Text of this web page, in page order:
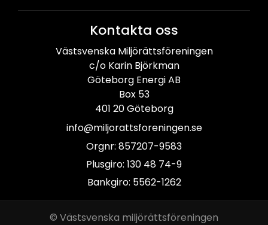
Kontakta oss
Västsvenska Miljörättsföreningen
c/o Karin Björkman
Göteborg Energi AB
Box 53
401 20 Göteborg
info@miljorattsforeningen.se
Orgnr: 857207-9583
Plusgiro: 130 48 74-9
Bankgiro: 5562-1262
© Västsvenska miljörättsföreningen